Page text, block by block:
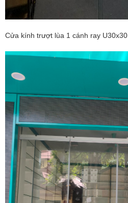
Cửa kính trượt lùa 1 cánh ray U30x30